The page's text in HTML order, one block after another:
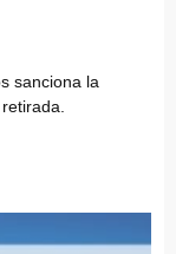
sanciona la